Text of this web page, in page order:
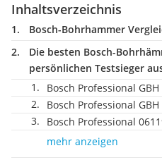
Inhaltsverzeichnis
Bosch-Bohrhammer
Die besten Bosch-
persönlichen Testsieger
Bosch Professional GBH
Bosch Professional GBH
Bosch Professional
mehr anzeigen